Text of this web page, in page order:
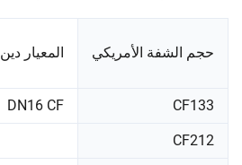
حجم الشفة الأمريكي المعيار دين
CF133
DN16 CF
CF212